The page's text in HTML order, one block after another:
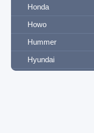
Honda
Howo
Hummer
Hyundai